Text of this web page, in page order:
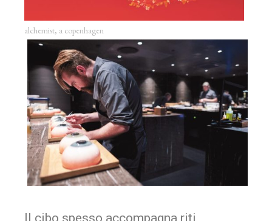
alchemist, a copenhagen
Il cibo spesso accompagna riti